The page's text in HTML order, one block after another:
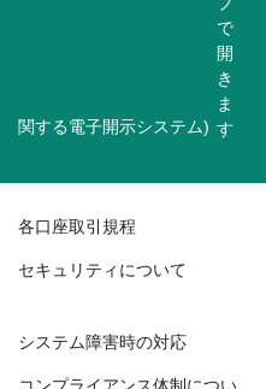
関する電子開示システム)
各口座取引規程
セキュリティについて
システム障害時の対応